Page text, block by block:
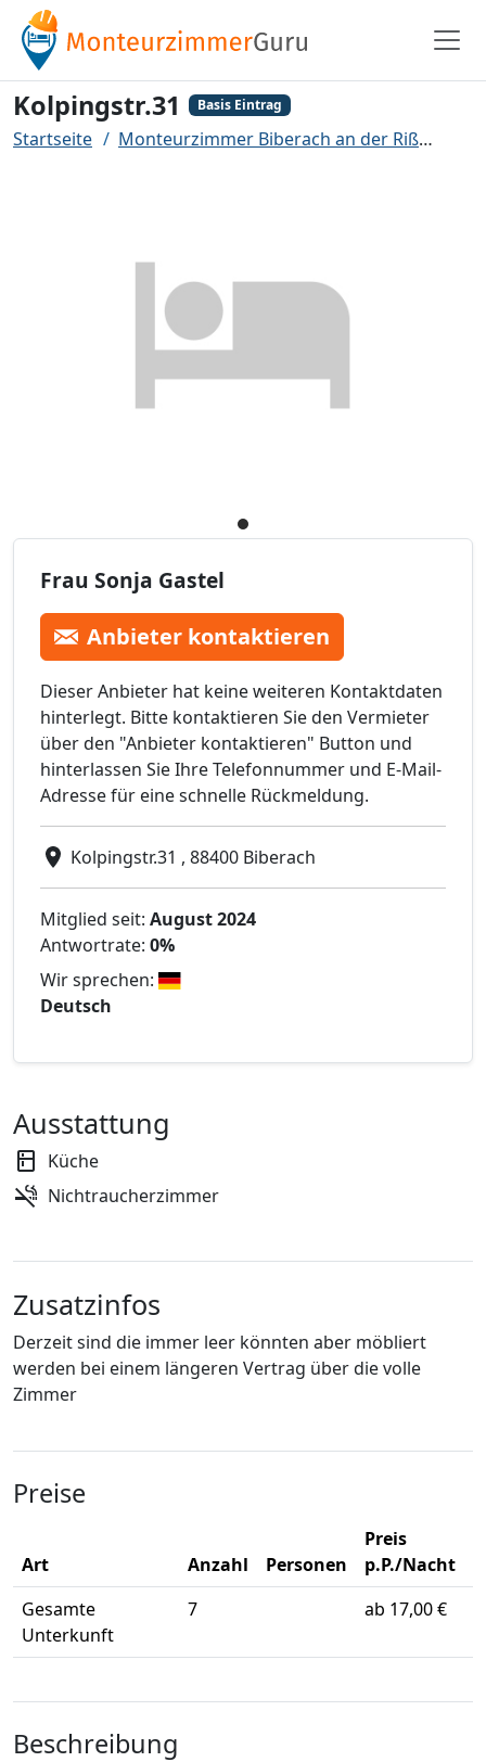
Kolpingstr.31 Basis Eintrag
Startseite Monteurzimmer Biberach an der Riß
Frau Sonja Gastel
Anbieter kontaktieren
Dieser Anbieter hat keine weiteren Kontaktdaten
hinterlegt. Bitte kontaktieren Sie den Vermieter
über den "Anbieter kontaktieren" Button und
hinterlassen Sie Ihre Telefonnummer und E-Mail-
Adresse für eine schnelle Rückmeldung.
Kolpingstr.31 , 88400 Biberach
Mitglied seit: August 2024
Antwortrate: 0%
Wir sprechen:
Deutsch
Ausstattung
Küche
Nichtraucherzimmer
Zusatzinfos
Derzeit sind die immer leer könnten aber möbliert
werden bei einem längeren Vertrag über die volle
Zimmer
Preise
Art Anzahl Personen
Preis
p.P./Nacht
Gesamte
Unterkunft
7 ab 17,00 €
Beschreibung